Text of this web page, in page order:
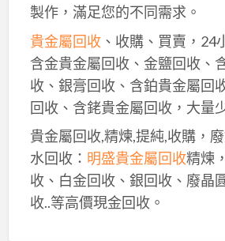
製作，滿足您的不同需求。
貴金屬回收、收購、買賣，24
含金貴金屬回收、金鹽回收、
收、銀膏回收、含鉑貴金屬回
回收、含銠貴金屬回收，大量
貴金屬回收,精煉,提純,收購，
水回收： 明盛貴金屬回收精煉
收、白金回收、銀回收、廢晶
收..等高價現金回收。